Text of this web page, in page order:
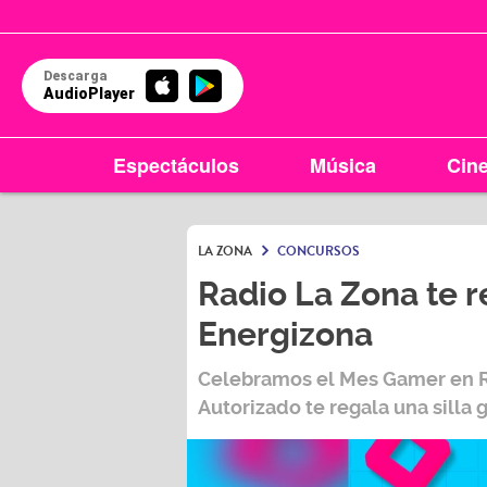
Descarga
AudioPlayer
Espectáculos Música
LA ZONA CONCURSOS
Radio La Zona te
Energizona
Celebramos el Mes Gamer en
Autorizado te regala una silla